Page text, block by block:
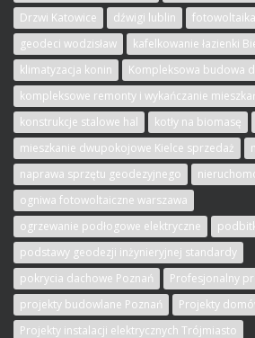
Drzwi Katowice
dźwigi lublin
geodeci wodzisław
kafelkowanie łazienki
klimatyzacja konin
Kompleksowa budowa
kompleksowe remonty i wykańczanie
konstrukcje stalowe hal
kotły na biomasę
mieszkanie dwupokojowe Kielce sprzedaż
naprawa sprzętu geodezyjnego
ogniwa fotowoltaiczne warszawa
ogrzewanie podłogowe elektryczne
podstawy geodezji inżynieryjnej standardy
pokrycia dachowe Poznań
Profesjonalny
projekty budowlane Poznań
Projekty
Projekty instalacji elektrycznych Trójmiasto